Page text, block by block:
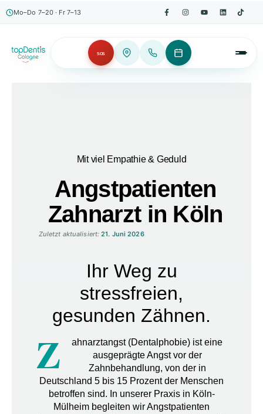
Mo–Do 7–20 · Fr 7–13
SOS
Mit viel Empathie & Geduld
Angstpatienten
Zahnarzt in Köln
Zuletzt aktualisiert: 21. Juni 2026
Ihr Weg zu
stressfreien,
gesunden Zähnen.
Z
ahnarztangst (Dentalphobie) ist eine
ausgeprägte Angst vor der
Zahnbehandlung, von der in
Deutschland 5 bis 15 Prozent der Menschen
betroffen sind. In unserer Praxis in Köln-
Mülheim begleiten wir Angstpatienten